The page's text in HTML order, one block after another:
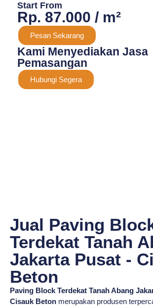
Start From
Rp. 87.000 / m²
Pesan Sekarang
Kami Menyediakan Jasa
Pemasangan
Hubungi Segera
Jual Paving
Terdekat Tanah
Jakarta Pusat -
Beton
Paving Block Terdekat Tanah Abang
Cisauk Beton merupakan produsen